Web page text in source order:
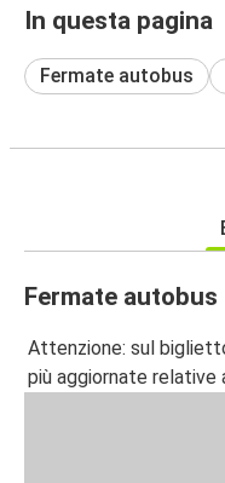
In questa pagina
Fermate autobus
Fermate autobus
Attenzione: sul
più aggiornate relative